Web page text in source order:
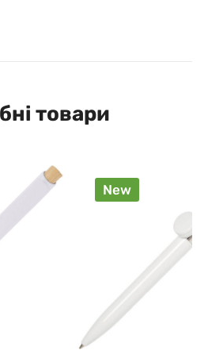
товари
New